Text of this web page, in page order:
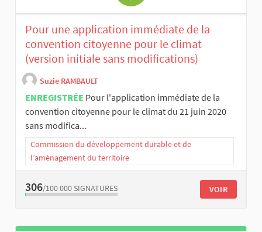
Pour une application immédiate de la
convention citoyenne pour le climat
(version initiale sans modifications)
Suzie RAMBAULT
ENREGISTRÉE Pour l'application immédiate de la
convention citoyenne pour le climat du 21 juin 2020
sans modifica...
Commission du développement durable et de
l’aménagement du territoire
306/100 000 SIGNATURES VOIR